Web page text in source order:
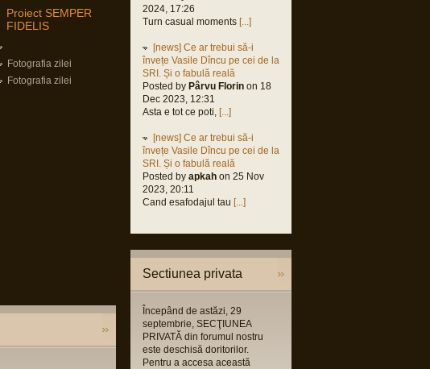
Proiect SEMPER
FIDELIS
Fotografia zilei
Fotografia zilei
2024, 17:26
Turn casual moments [...]
[news] Ce ar trebui să-i
învețe Vasile Dîncu pe cei de la
SRI. Și o fabulă reală
Posted by Pârvu Florin on 18
Dec 2023, 12:31
Asta e tot ce poti, [...]
[news] Ce ar trebui să-i
învețe Vasile Dîncu pe cei de la
SRI. Și o fabulă reală
Posted by apkah on 25 Nov
2023, 20:11
Cand esafodajul tau [...]
Sectiunea privata
Începând de astăzi, 29
septembrie, SECŢIUNEA
PRIVATĂ din forumul nostru
este deschisă doritorilor.
Pentru a accesa această